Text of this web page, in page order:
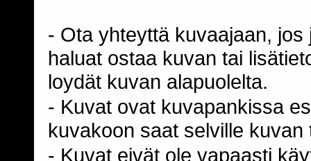
- Ota yhteyttä kuvaajaan,
haluat ostaa kuvan tai
loydät kuvan alapuolelta.
- Kuvat ovat kuvapankissa
kuvakoon saat selville
- Kuvat eivät ole vapaasti